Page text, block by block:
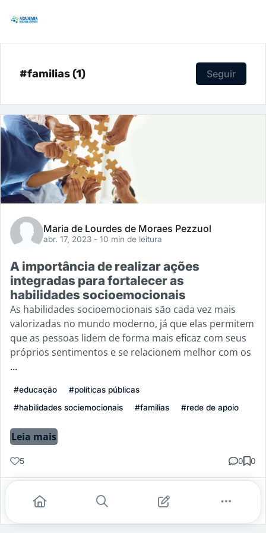
#familias (1) Seguir
Maria de Lourdes de Moraes Pezzuol
abr. 17, 2023 - 10 min de leitura
A importância de realizar ações
integradas para fortalecer as
habilidades socioemocionais
As habilidades socioemocionais são cada vez mais
valorizadas no mundo moderno, já que elas permitem
que as pessoas lidem de forma mais eficaz com seus
próprios sentimentos e se relacionem melhor com os
...
#educação
#políticas públicas
#habilidades sociemocionais
#familias #rede de apoio
Leia mais
5 0 0
Gostei Comentar Salvar